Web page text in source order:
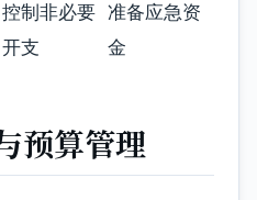
控制非必要
开支
准备应急资
金
预算管理